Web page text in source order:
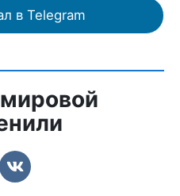
в Telegram